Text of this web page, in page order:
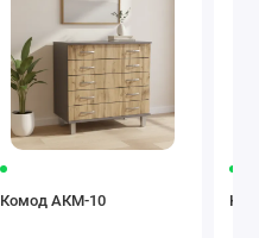
Комод АКМ-10